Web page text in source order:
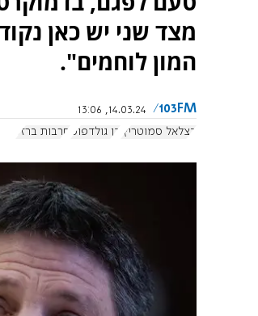
מצד שני יש כאן
המון לוחמים".
103FM
14.03.24, 13:06
בצלאל סמוטריץ' דן גולדפוס חרבות ברזל